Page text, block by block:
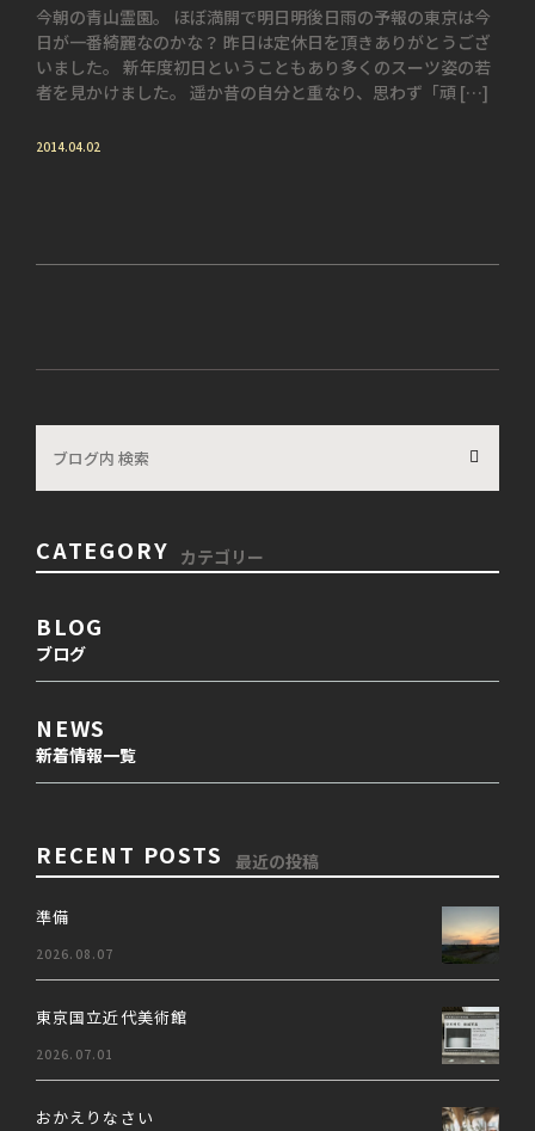
今朝の青山霊園。 ほぼ満開で明日明後日雨の予報の東京は今
日が一番綺麗なのかな？ 昨日は定休日を頂きありがとうござ
いました。 新年度初日ということもあり多くのスーツ姿の若
者を見かけました。 遥か昔の自分と重なり、思わず「頑 […]
2014.04.02
CATEGORY カテゴリー
BLOG
ブログ
NEWS
新着情報一覧
RECENT POSTS 最近の投稿
準備
2026.08.07
東京国立近代美術館
2026.07.01
おかえりなさい